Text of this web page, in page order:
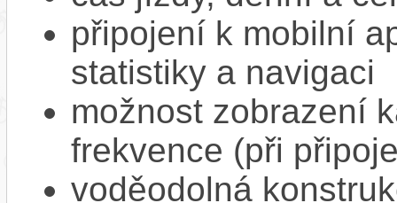
připojení k mobilní
statistiky a navigaci
možnost zobrazení
frekvence (při
voděodolná